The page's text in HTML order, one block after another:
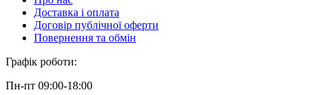
Доставка і оплата
Договір публічної оферти
Повернення та обмін
Графік роботи:
Пн-пт 09:00-18:00